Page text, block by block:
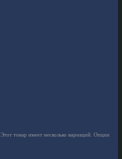
Этот товар имеет несколько вариаций. Опции